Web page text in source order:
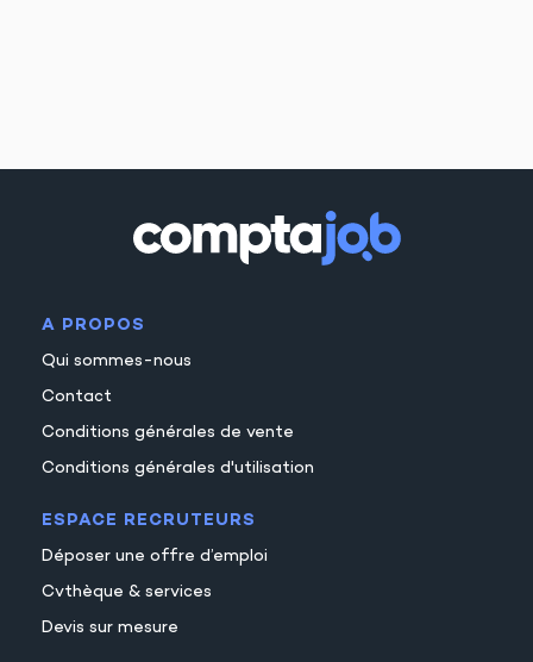
A PROPOS
Qui sommes-nous
Contact
Conditions générales de vente
Conditions générales d'utilisation
ESPACE RECRUTEURS
Déposer une offre d’emploi
Cvthèque & services
Devis sur mesure